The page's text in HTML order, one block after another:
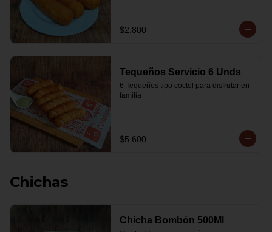
$2.800
Tequeños Servicio 6 Unds
6 Tequeños tipo coctel para disfrutar en
familia
$5.600
Chichas
Chicha Bombón 500Ml